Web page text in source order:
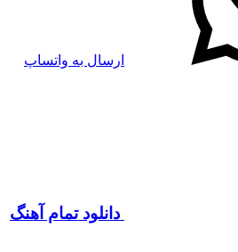
ارسال به واتساپ
دانلود تمام آهنگ